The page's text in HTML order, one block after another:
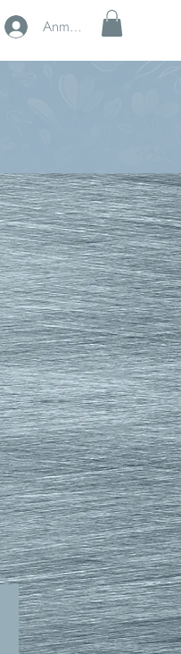
Anmelden